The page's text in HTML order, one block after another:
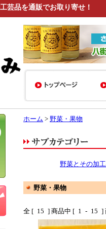
芸品を通販でお取り寄せ！
ホーム > 野菜・果物
野菜とその加
野菜・果物
全 [ 15 ] 商品中 [ 1 - 15 ]